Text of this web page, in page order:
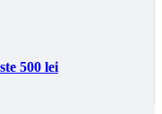
500 lei